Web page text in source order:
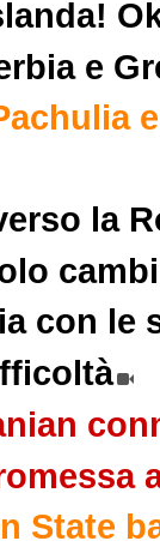
e
la
con le
State